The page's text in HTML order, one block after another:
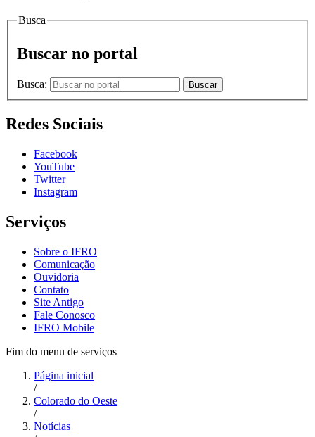
Busca
Buscar no portal
Busca: Buscar
Redes Sociais
Facebook
YouTube
Twitter
Instagram
Serviços
Sobre o IFRO
Comunicação
Ouvidoria
Contato
Site Antigo
Fale Conosco
IFRO Mobile
Fim do menu de serviços
Página inicial
/
Colorado do Oeste
/
Notícias